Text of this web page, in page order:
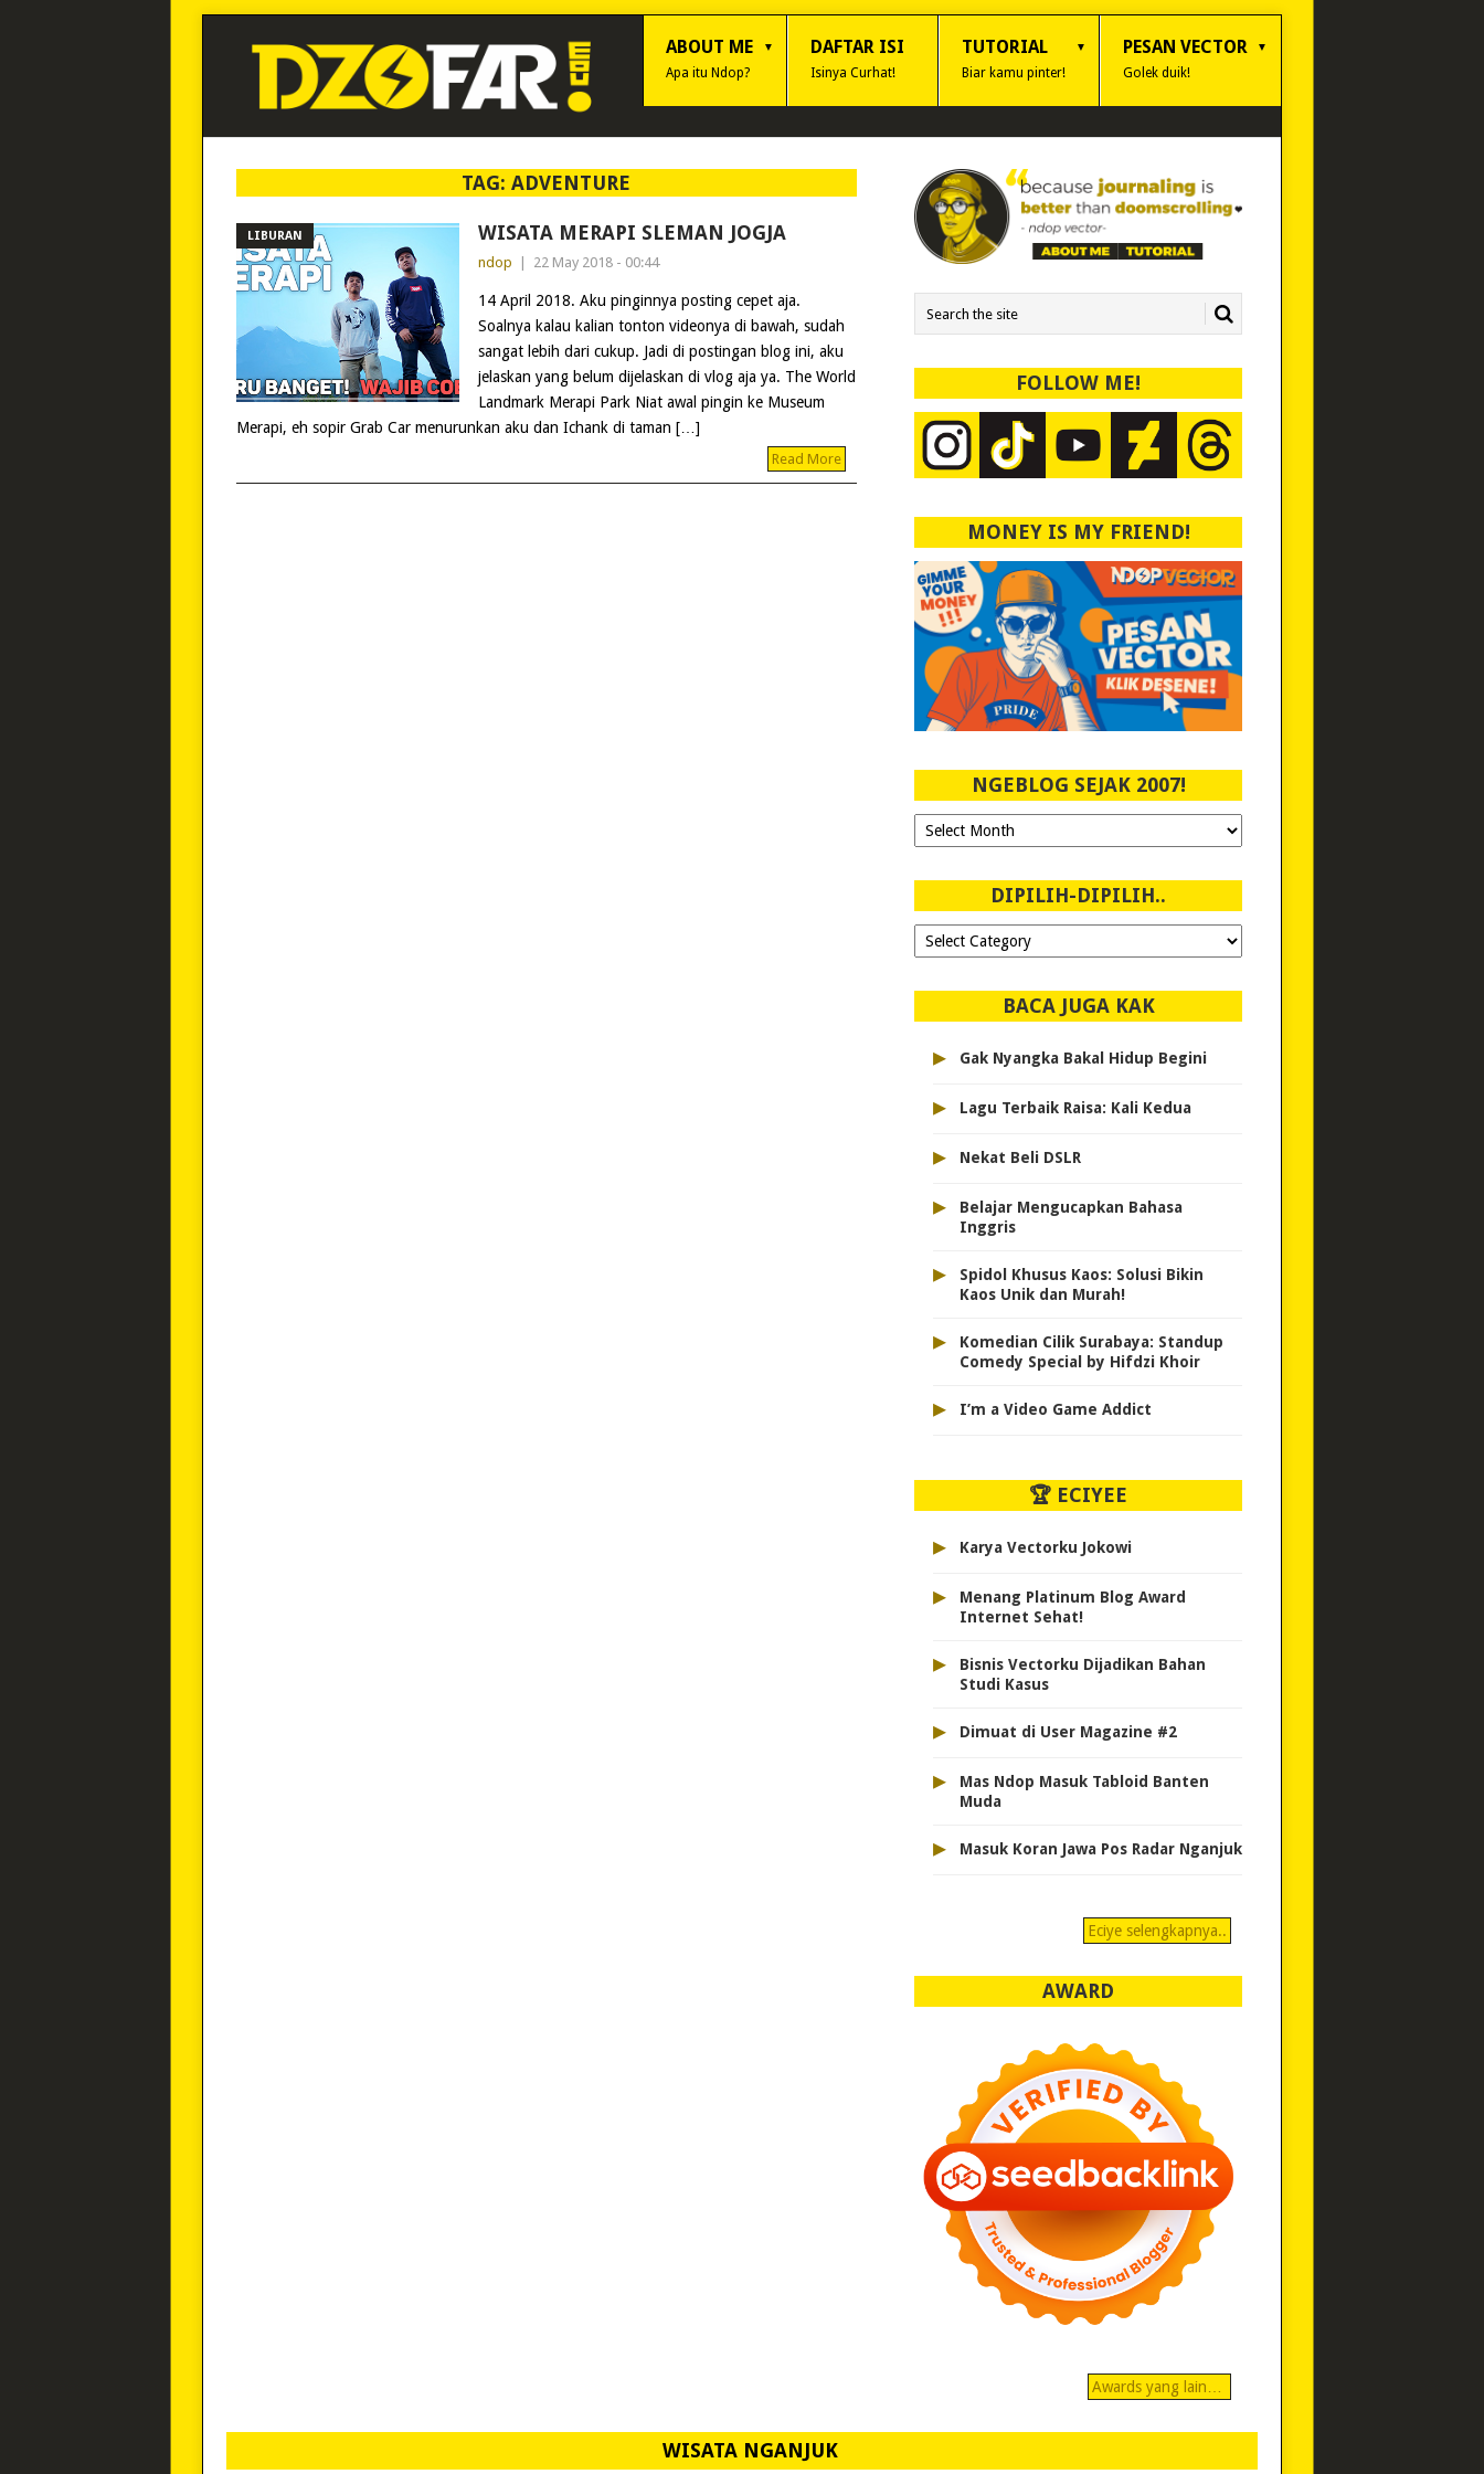
ABOUT ME
Apa itu Ndop?
DAFTAR ISI
Isinya Curhat!
TUTORIAL
Biar kamu pinter!
PESAN VECTOR
Golek duik!
TAG:ADVENTURE
LIBURAN WISATA MERAPI SLEMAN JOGJA
ndop 22 May 2018 - 00:44
14 April 2018. Aku pinginnya posting cepet aja.
Soalnya kalau kalian tonton videonya di bawah, sudah
sangat lebih dari cukup. Jadi di postingan blog ini, aku
jelaskan yang belum dijelaskan di vlog aja ya. The World
Landmark Merapi Park Niat awal pingin ke Museum
Merapi, eh sopir Grab Car menurunkan aku dan Ichank di taman […]
Read More
FOLLOW ME!
MONEY IS MY FRIEND!
NGEBLOG SEJAK 2007!
Ngeblog
Sejak
DIPILIH-DIPILIH..
Dipilih-
dipilih..
BACA JUGA KAK
▸ Gak Nyangka Bakal Hidup Begini
▸ Lagu Terbaik Raisa: Kali Kedua
▸ Nekat Beli DSLR
▸
Belajar Mengucapkan Bahasa
Inggris
▸
Spidol Khusus Kaos: Solusi Bikin
Kaos Unik dan Murah!
▸
Komedian Cilik Surabaya: Standup
Comedy Special by Hifdzi Khoir
▸ I’m a Video Game Addict
🏆 ECIYEE
▸ Karya Vectorku Jokowi
▸
Menang Platinum Blog Award
Internet Sehat!
▸
Bisnis Vectorku Dijadikan Bahan
Studi Kasus
▸ Dimuat di User Magazine #2
▸
Mas Ndop Masuk Tabloid Banten
Muda
▸ Masuk Koran Jawa Pos Radar Nganjuk
Eciye selengkapnya..
AWARD
Awards yang lain…
WISATA NGANJUK